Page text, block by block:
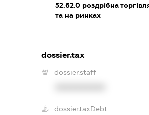
52.62.0 роздрібна
та на ринках
dossier.tax
dossier.staff
dossier.taxDebt